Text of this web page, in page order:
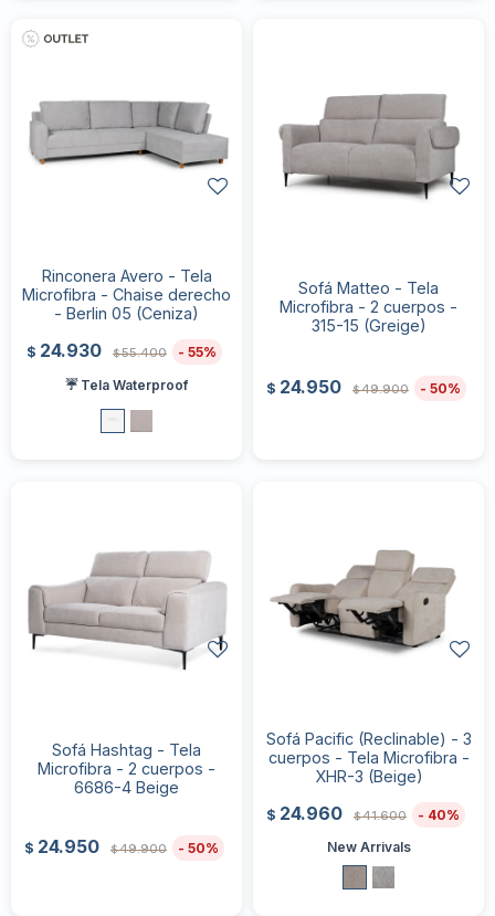
Rinconera Avero - Tela
Microfibra - Chaise derecho
- Berlin 05 (Ceniza)
$ 24.930 $55.400
55
☔ Tela Waterproof
Sofá Matteo - Tela
Microfibra - 2 cuerpos -
315-15 (Greige)
$ 24.950 $49.900 50
Sofá Hashtag - Tela
Microfibra - 2 cuerpos -
6686-4 Beige
$ 24.950 $49.900 50
Sofá Pacific (Reclinable) - 3
cuerpos - Tela Microfibra -
XHR-3 (Beige)
$ 24.960 $41.600
40
New Arrivals